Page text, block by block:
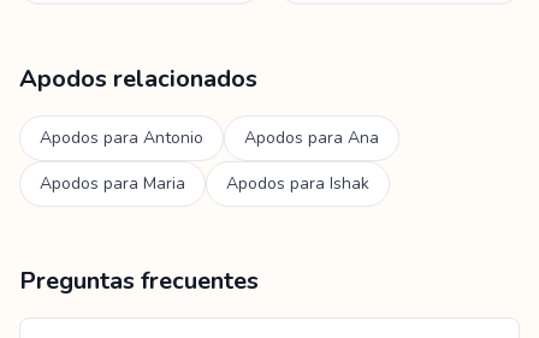
Apodos relacionados
Apodos para Antonio Apodos para Ana
Apodos para Maria Apodos para Ishak
Preguntas frecuentes